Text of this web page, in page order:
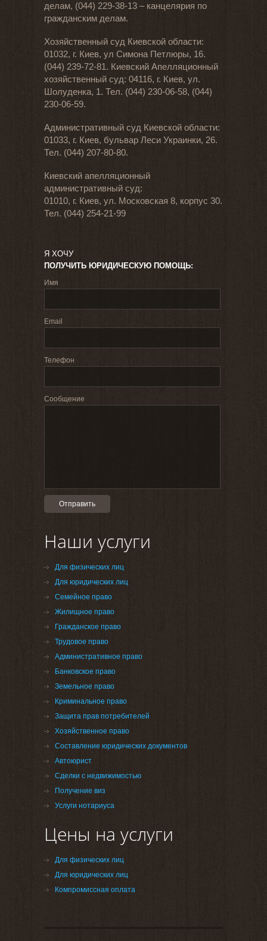
делам, (044) 229-38-13 – канцелярия по
гражданским делам.
Хозяйственный суд Киевской области:
01032, г. Киев, ул Симона Петлюры, 16.
(044) 239-72-81. Киевский Апелляционный
хозяйственный суд: 04116, г. Киев, ул.
Шолуденка, 1. Тел. (044) 230-06-58, (044)
230-06-59.
Административный суд Киевской области:
01033, г. Киев, бульвар Леси Украинки, 26.
Тел. (044) 207-80-80.
Киевский апелляционный
административный суд:
01010, г. Киев, ул. Московская 8, корпус 30.
Тел. (044) 254-21-99
Я ХОЧУ
ПОЛУЧИТЬ ЮРИДИЧЕСКУЮ ПОМОЩЬ:
Имя
Email
Телефон
Сообщение
Наши услуги
Для физических лиц
Для юридических лиц
Семейное право
Жилищное право
Гражданское право
Трудовое право
Административное право
Банковское право
Земельное право
Криминальное право
Защита прав потребителей
Хозяйственное право
Составление юридических документов
Автоюрист
Сделки с недвижимостью
Получение виз
Услуги нотариуса
Цены на услуги
Для физических лиц
Для юридических лиц
Компромиссная оплата